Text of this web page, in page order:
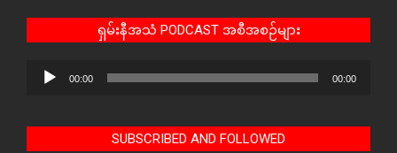
ရှမ်းနီအသံ PODCAST အစီအစဉ်များ
Audio
00:00 00:00
SUBSCRIBED AND FOLLOWED